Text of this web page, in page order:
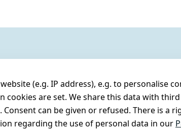
(e.g. IP address), e.g. to personalise
are set. We share this data with
can be given or refused. There is a
regarding the use of personal data in our